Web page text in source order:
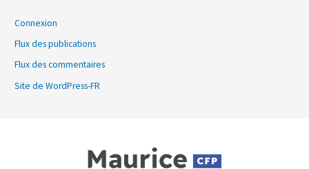
Connexion
Flux des publications
Flux des commentaires
Site de WordPress-FR